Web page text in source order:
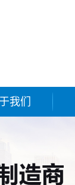
我们